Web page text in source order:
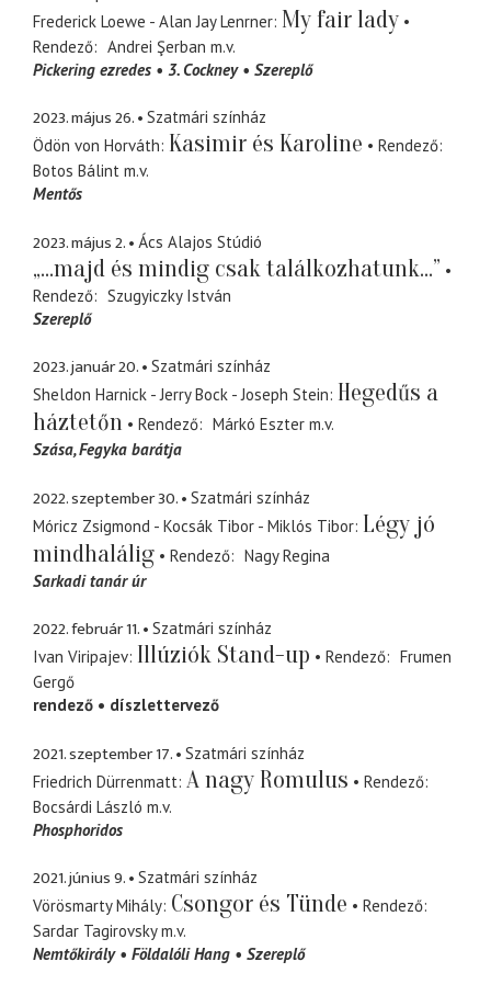
Frederick Loewe - Alan Jay Lenrner My fair lady
Rendező Andrei Şerban m.v.
Pickering ezredes
3. Cockney Szereplő
2023. május 26.
Szatmári színház
Ödön von Horváth Kasimir és Karoline
Rendező
Botos Bálint m.v.
Mentős
2023. május 2. Ács Alajos Stúdió
„...majd és mindig csak találkozhatunk...”
Rendező
Szugyiczky István
Szereplő
2023. január 20.
Szatmári színház
Sheldon Harnick - Jerry Bock - Joseph Stein Hegedűs a
háztetőn
Rendező Márkó Eszter m.v.
Szása Fegyka barátja
2022. szeptember 30.
Szatmári színház
Móricz Zsigmond - Kocsák Tibor - Miklós Tibor Légy jó
mindhalálig
Rendező
Nagy Regina
Sarkadi tanár úr
2022. február 11.
Szatmári színház
Ivan Viripajev Illúziók Stand-up Rendező
Frumen
Gergő
rendező
díszlettervező
2021. szeptember 17.
Szatmári színház
Friedrich Dürrenmatt A nagy Romulus
Rendező
Bocsárdi László m.v.
Phosphoridos
2021. június 9.
Szatmári színház
Vörösmarty Mihály Csongor és Tünde
Rendező
Sardar Tagirovsky m.v.
Nemtőkirály
Földalóli Hang Szereplő